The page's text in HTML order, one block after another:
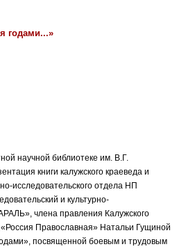
годами...»
научной библиотеке им. В.Г.
книги калужского краеведа и
исследовательского отдела НП
и культурно-
члена правления Калужского
Православная» Натальи Гущиной
посвященной боевым и трудовым